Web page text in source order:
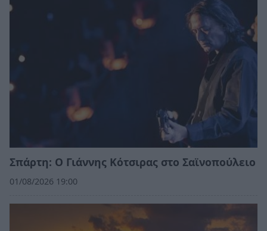
Σπάρτη: Ο Γιάννης Κότσιρας στο Σαϊνοπούλειο
01/08/2026 19:00